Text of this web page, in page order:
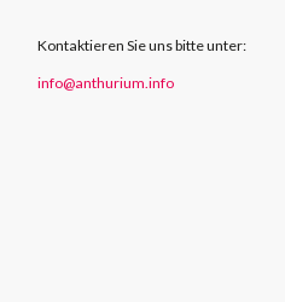
Kontaktieren Sie uns bitte unter:
info@anthurium.info